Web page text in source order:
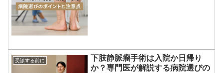
受診する前に
下肢静脈瘤手術は入院か日帰り
か？専門医が解説する病院選びの